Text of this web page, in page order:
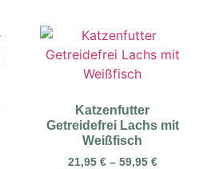
Katzenfutter
Getreidefrei Lachs mit
Weißfisch
21,95 €– 59,95 €